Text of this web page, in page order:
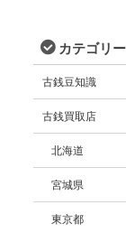
カテゴリー
古銭豆知識
古銭買取店
北海道
宮城県
東京都